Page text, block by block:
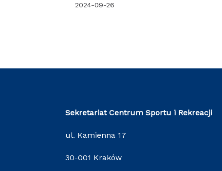
2024-09-26
Sekretariat Centrum Sportu i Rekreacji
ul. Kamienna 17
30-001 Kraków